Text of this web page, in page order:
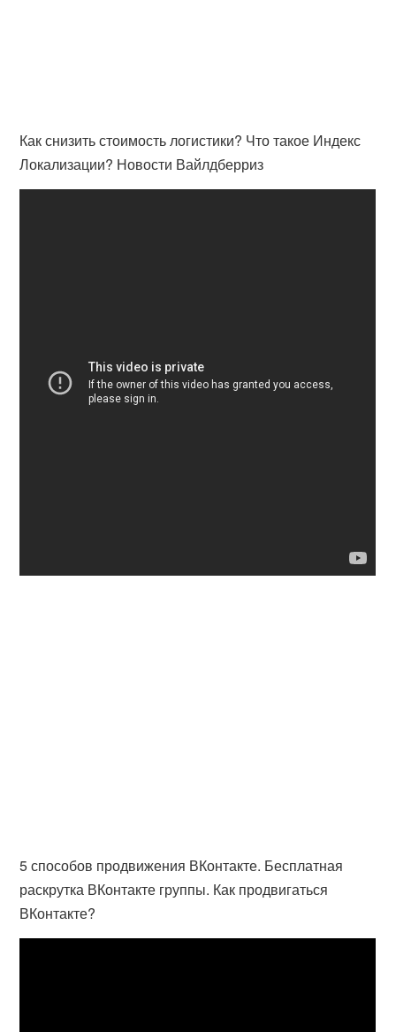
Как снизить стоимость логистики? Что такое Индекс
Локализации? Новости Вайлдберриз
5 способов продвижения ВКонтакте. Бесплатная
раскрутка ВКонтакте группы. Как продвигаться
ВКонтакте?